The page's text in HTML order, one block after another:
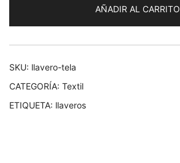
AÑADIR AL CARRITO
SKU: llavero-tela
CATEGORÍA: Textil
ETIQUETA: llaveros